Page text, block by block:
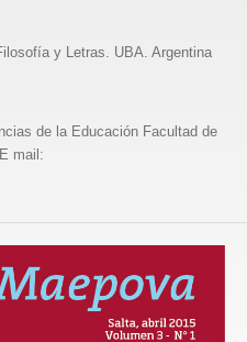
y Letras. UBA. Argentina
de la Educación Facultad de
mail: